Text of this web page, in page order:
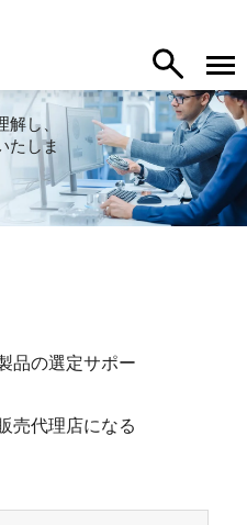
し、
たしま
品の選定サポー
売代理店になる